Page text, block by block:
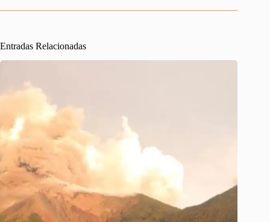
Entradas Relacionadas